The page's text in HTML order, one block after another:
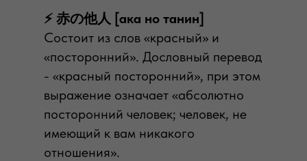
⚡️ 赤の他人 [ака но танин]
Состоит из слов «красный» и
«посторонний». Дословный перевод
- «красный посторонний», при этом
выражение означает «абсолютно
посторонний человек; человек, не
имеющий к вам никакого
отношения».